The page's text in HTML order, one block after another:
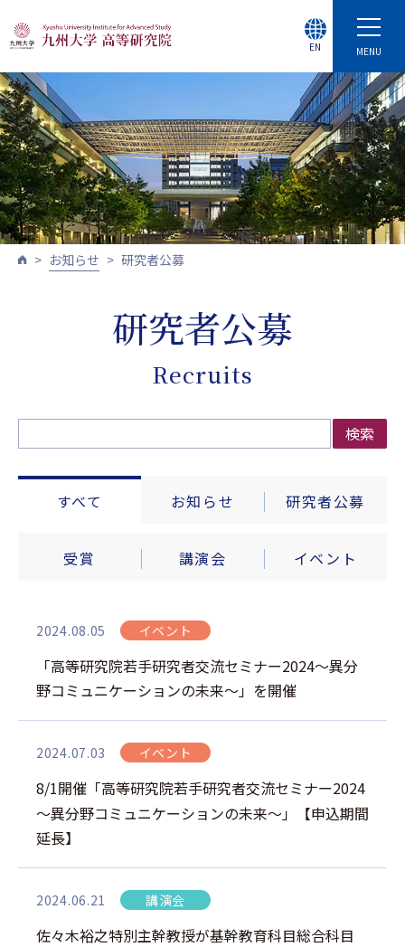
MENU
EN
お知らせ 研究者公募
研究者公募
Recruits
検索
すべて お知らせ 研究者公募
受賞 講演会 イベント
2024.08.05 イベント
「高等研究院若手研究者交流セミナー2024～異分
野コミュニケーションの未来～」を開催
2024.07.03 イベント
8/1開催「高等研究院若手研究者交流セミナー2024
～異分野コミュニケーションの未来～」【申込期間
延長】
2024.06.21 講演会
佐々木裕之特別主幹教授が基幹教育科目総合科目